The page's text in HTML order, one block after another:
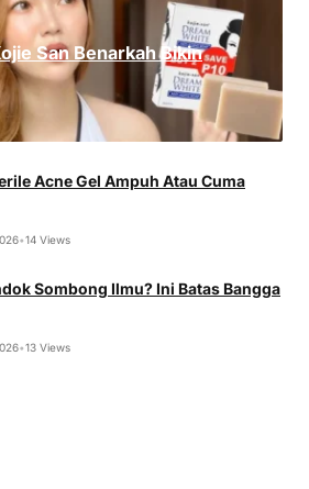
San Benarkah Bikin
Acne Gel Ampuh Atau Cuma
•14 Views
Sombong Ilmu? Ini Batas Bangga
•13 Views